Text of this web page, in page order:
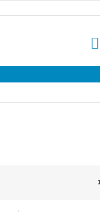
ÚDAJOV